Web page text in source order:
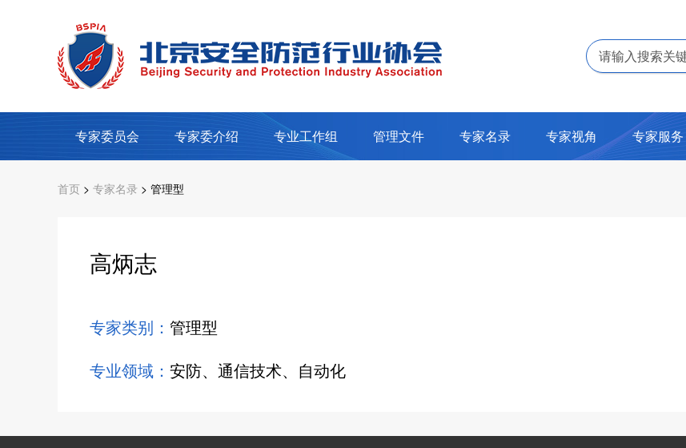
专家委员会 专家委介绍 专业工作组 管理文件 专家名录 专家视角 专家服务
首页 > 专家名录 > 管理型
高炳志
专家类别： 管理型
专业领域： 安防、通信技术、自动化